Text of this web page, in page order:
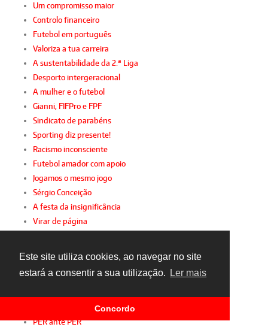
Este site utiliza cookies, ao navegar no site
estará a consentir a sua utilização.
Ler mais
Concordo
Um compromisso maior
Controlo financeiro
Futebol em português
Valoriza a tua carreira
A sustentabilidade da 2.ª Liga
Desporto intergeracional
A mulher e o futebol
Gianni, FIFPro e FPF
Sindicato de parabéns
Sporting diz presente!
Racismo inconsciente
Futebol amador com apoio
Jogamos o mesmo jogo
Sérgio Conceição
A festa da insignificância
Virar de página
TAD: justiça para ricos
PER ante PER